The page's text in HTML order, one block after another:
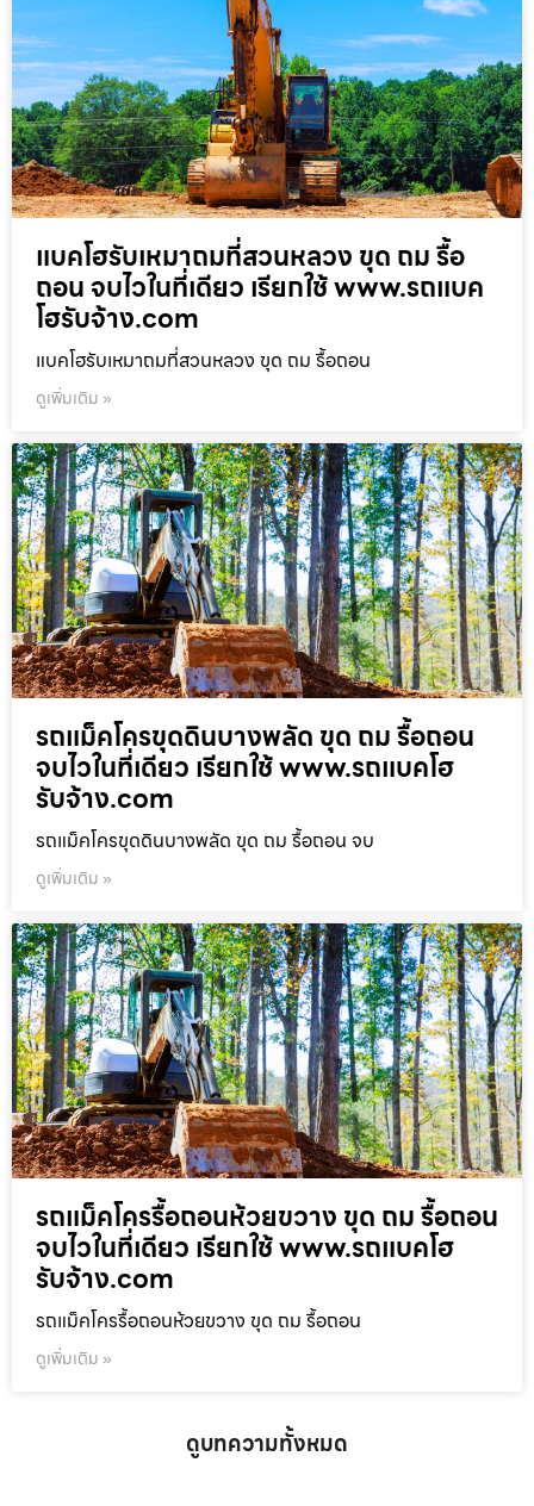
แบคโฮรับเหมาถมที่สวนหลวง ขุด ถม รื้อ
ถอน จบไวในที่เดียว เรียกใช้ www.รถแบค
โฮรับจ้าง.com
แบคโฮรับเหมาถมที่สวนหลวง ขุด ถม รื้อถอน
ดูเพิ่มเติม »
รถแม็คโครขุดดินบางพลัด ขุด ถม รื้อถอน
จบไวในที่เดียว เรียกใช้ www.รถแบคโฮ
รับจ้าง.com
รถแม็คโครขุดดินบางพลัด ขุด ถม รื้อถอน จบ
ดูเพิ่มเติม »
รถแม็คโครรื้อถอนห้วยขวาง ขุด ถม รื้อถอน
จบไวในที่เดียว เรียกใช้ www.รถแบคโฮ
รับจ้าง.com
รถแม็คโครรื้อถอนห้วยขวาง ขุด ถม รื้อถอน
ดูเพิ่มเติม »
ดูบทความทั้งหมด